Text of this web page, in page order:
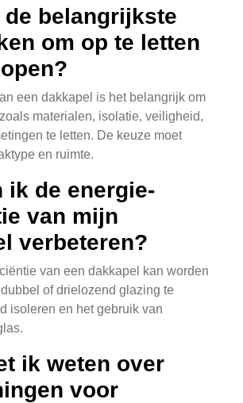
de belangrijkste
om op te letten
een dakkapel is het belangrijk om
materialen, isolatie, veiligheid,
te letten. De keuze moet
en ruimte.
ik de energie-
van mijn
verbeteren?
van een dakkapel kan worden
of drielozend glazing te
isoleren en het gebruik van
ik weten over
voor